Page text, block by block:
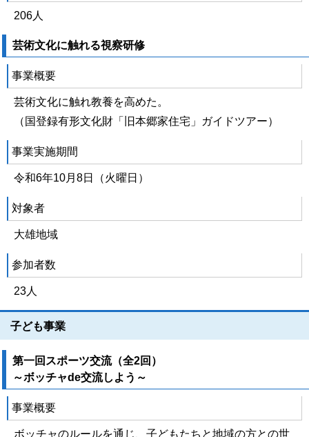
206人
芸術文化に触れる視察研修
事業概要
芸術文化に触れ教養を高めた。
（国登録有形文化財「旧本郷家住宅」ガイドツアー）
事業実施期間
令和6年10月8日（火曜日）
対象者
大雄地域
参加者数
23人
子ども事業
第一回スポーツ交流（全2回）
～ボッチャde交流しよう～
事業概要
ボッチャのルールを通じ、子どもたちと地域の方との世